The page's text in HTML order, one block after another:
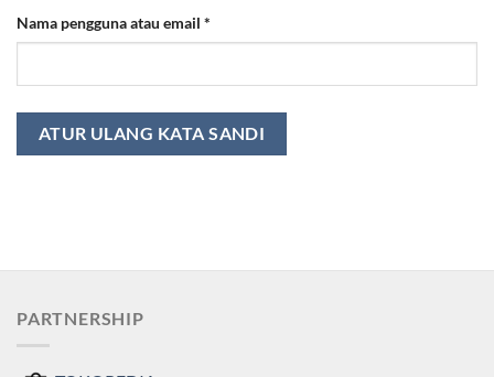
Nama pengguna atau email *
ATUR ULANG KATA SANDI
PARTNERSHIP